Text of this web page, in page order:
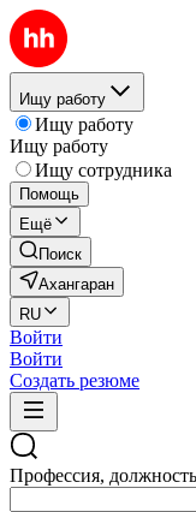
Ищу работу
Ищу работу
Ищу работу
Ищу сотрудника
Помощь
Ещё
Поиск
Ахангаран
RU
Войти
Войти
Создать резюме
Профессия,